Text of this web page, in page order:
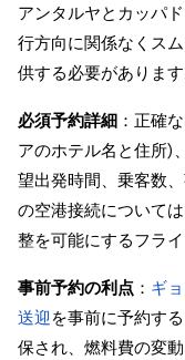
アンタルヤとカッパ
行方向に関係なくス
供する必要があります
必須予約詳細 ：正確
アのホテル名と住所)
望出発時間、乗客数
の空港接続について
整を可能にするフラ
事前予約の利点 ： ギ
送迎を事前に予約す
保され、燃料費の変